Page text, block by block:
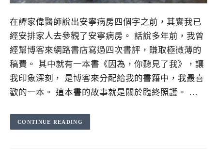
在譚家偉醫師說出安寧病房四個字之前，其實我已
經安排家人去參觀了安寧病房。 話說多年前，我曾
經幫博客來網路書店寫過四次書評，賺取極微薄的
稿費。 其中就有一本書《因為，你聽見了我》，讓
我印象深刻， 是博客來分配給我的書籍中，我最喜
歡的一本。 這本書的故事就是關於臨終照護。 …
CONTINUE READING